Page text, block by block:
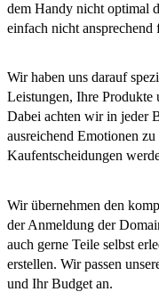
dem Handy nicht optimal
einfach nicht ansprechend
Wir haben uns darauf
Leistungen, Ihre Produkte
Dabei achten wir in jeder
ausreichend Emotionen
Kaufentscheidungen
Wir übernehmen den
der Anmeldung der
auch gerne Teile selbst
erstellen. Wir passen
und Ihr Budget an.